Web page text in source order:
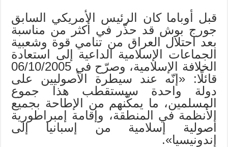
قبل أوباما كان الرئيس الأمريكي السابق
جورج بوش قد حذّر في أكثر من مناسبة
بعد احتلال العراق من تنامي قوة وشعبية
الجماعات الإسلامية الداعية إلى استعادة
الخلافة الإسلامية، وصرّح في 06/10/2005
قائلًا: «إنّه عند سيطرة الأصوليين على
دولة واحدة سيستقطب هذا جموع
المسلمين، ما يمكّنهم من الإطاحة بجميع
الأنظمة في المنطقة، وإقامة إمبراطورية
أصولية إسلامية من إسبانيا إلى
إندونيسيا».